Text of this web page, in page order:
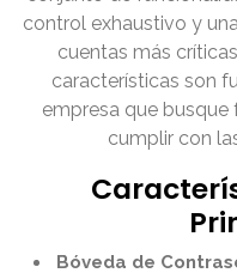
control exhaustivo y
cuentas más
características son
empresa que
cumplir con
Bóveda de